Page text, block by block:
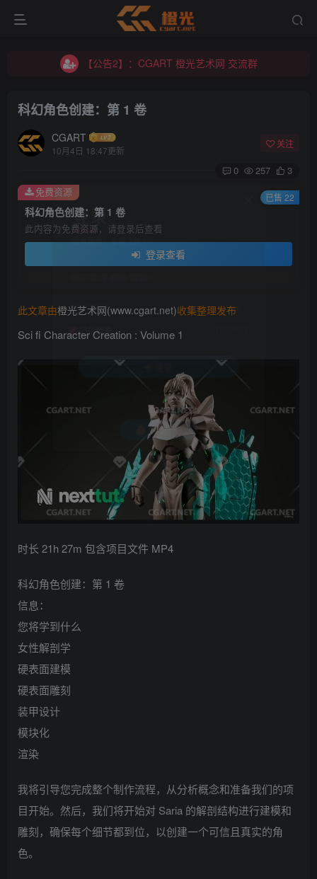
【公告2】：CGART 橙光艺术网 交流群
【公告2】：CGART 橙光艺术网 交流群
科幻角色创建：第 1 卷
CGART
10月4日 18:47更新
关注
0 257 3
科幻角色创建：第 1 卷
此内容为免费资源，请登录后查看
登录查看
免费资源 已售 22
此文章由橙光艺术网(www.cgart.net)收集整理发布
Sci fi Character Creation : Volume 1
时长 21h 27m 包含项目文件 MP4
科幻角色创建：第 1 卷
信息：
您将学到什么
女性解剖学
硬表面建模
硬表面雕刻
装甲设计
模块化
渲染
我将引导您完成整个制作流程，从分析概念和准备我们的项
目开始。然后，我们将开始对 Saria 的解剖结构进行建模和
雕刻，确保每个细节都到位，以创建一个可信且真实的角
色。
登录
没有账号？立即注册
登录密码
记住登录
社交账号登录
QQ登录